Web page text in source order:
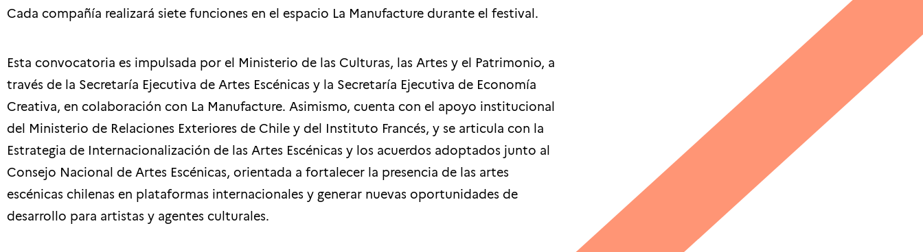
Cada compañía realizará siete funciones en el espacio La Manufacture durante el festival.
Esta convocatoria es impulsada por el Ministerio de las Culturas, las Artes y el Patrimonio, a
través de la Secretaría Ejecutiva de Artes Escénicas y la Secretaría Ejecutiva de Economía
Creativa, en colaboración con La Manufacture. Asimismo, cuenta con el apoyo institucional
del Ministerio de Relaciones Exteriores de Chile y del Instituto Francés, y se articula con la
Estrategia de Internacionalización de las Artes Escénicas y los acuerdos adoptados junto al
Consejo Nacional de Artes Escénicas, orientada a fortalecer la presencia de las artes
escénicas chilenas en plataformas internacionales y generar nuevas oportunidades de
desarrollo para artistas y agentes culturales.